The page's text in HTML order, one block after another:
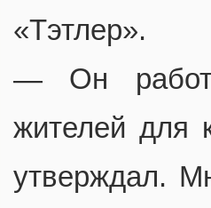
«Тэтлер».
— Он
жителей для
утверждал.